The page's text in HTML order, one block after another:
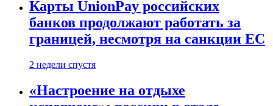
Карты UnionPay российских
банков продолжают работать за
границей, несмотря на санкции ЕС
2 недели спустя
«Настроение на отдыхе